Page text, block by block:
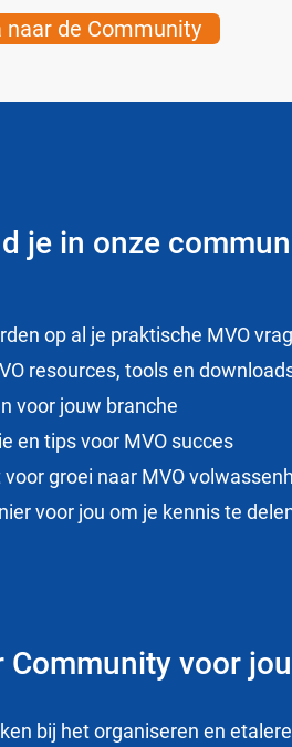
naar de Community
je in onze
op al je praktische MVO
resources, tools en
voor jouw branche
en tips voor MVO succes
groei naar MVO
voor jou om je kennis te
voor
bij het organiseren en